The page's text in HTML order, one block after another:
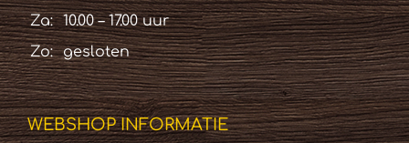
Za:
10.00 – 17.00 uur
Zo:
gesloten
WEBSHOP INFORMATIE